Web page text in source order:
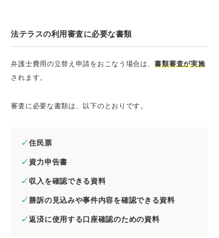
法テラスの利用審査に必要な書類
弁護士費用の立替え申請をおこなう場合は、書類審査が実施
されます。
審査に必要な書類は、以下のとおりです。
住民票
資力申告書
収入を確認できる資料
勝訴の見込みや事件内容を確認できる資料
返済に使用する口座確認のための資料